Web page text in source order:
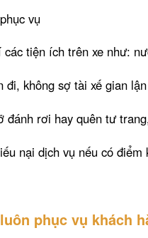
vụ
tiện ích trên xe như:
không sợ tài xế gian
rơi hay quên tư
nại dịch vụ nếu có điểm
phục vụ khách